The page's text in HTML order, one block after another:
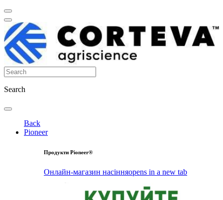
Search
Back
Pioneer
Продукти Pioneer®
Онлайн-магазин насінняopens in a new tab